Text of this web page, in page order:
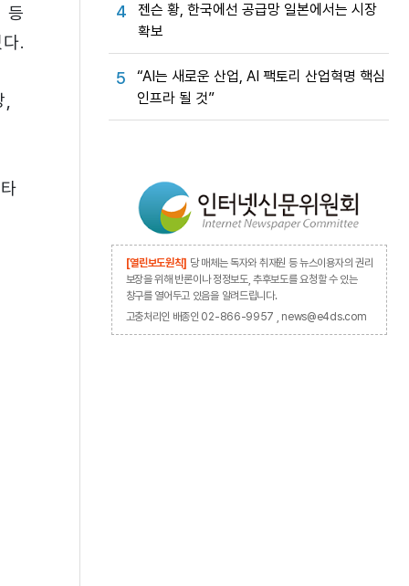
등
.
,
4
젠슨 황, 한국에선 공급망 일본에서는 시장
확보
5
“AI는 새로운 산업, AI 팩토리 산업혁명 핵심
인프라 될 것”
[열린보도원칙] 당 매체는 독자와 취재원 등 뉴스이용자의 권리
보장을 위해 반론이나 정정보도, 추후보도를 요청할 수 있는
창구를 열어두고 있음을 알려드립니다.
고충처리인 배종인 02-866-9957 , news@e4ds.com